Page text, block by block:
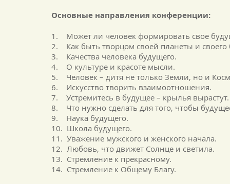
Основные направления конференции:
1. Может ли человек формировать свое
2. Как быть творцом своей планеты и своего
3. Качества человека будущего.
4. О культуре и красоте мысли.
5. Человек – дитя не только Земли, но и
6. Искусство творить взаимоотношения.
7. Устремитесь в будущее – крылья вырастут.
8. Что нужно сделать для того, чтобы
9. Наука будущего.
10. Школа будущего.
11. Уважение мужского и женского начала.
12. Любовь, что движет Солнце и светила.
13. Стремление к прекрасному.
14. Стремление к Общему Благу.